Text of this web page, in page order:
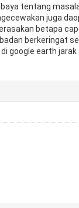
tentang
juga
betapa
berkeringat
google earth